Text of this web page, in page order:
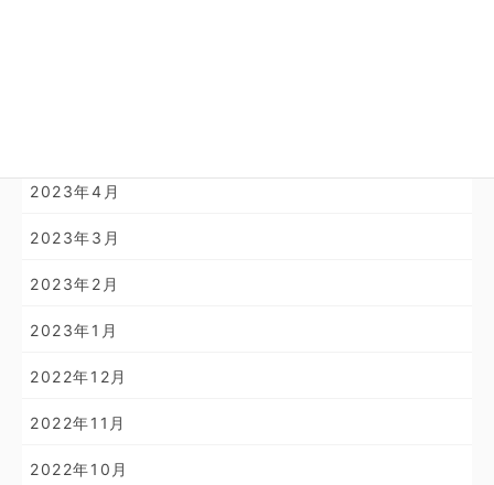
2023年4月
2023年3月
2023年2月
2023年1月
2022年12月
2022年11月
2022年10月